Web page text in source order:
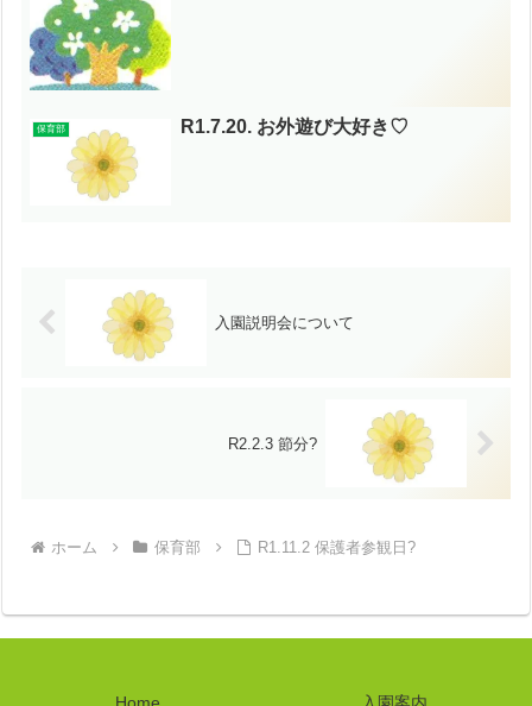
保育部 R1.7.20. お外遊び大好き♡
入園説明会について
R2.2.3 節分?
ホーム 保育部 R1.11.2 保護者参観日?
Home 入園案内